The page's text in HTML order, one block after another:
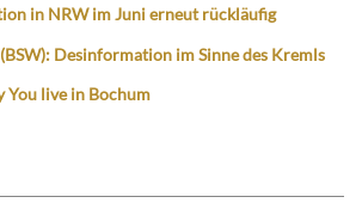
in NRW im Juni erneut rückläufig
Desinformation im Sinne des Kremls
You live in Bochum